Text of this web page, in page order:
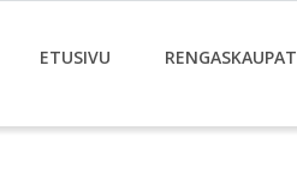
ETUSIVU RENGASKAUPAT